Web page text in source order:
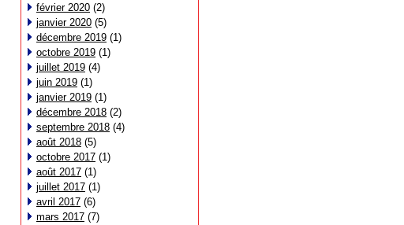
février 2020 (2)
janvier 2020 (5)
décembre 2019 (1)
octobre 2019 (1)
juillet 2019 (4)
juin 2019 (1)
janvier 2019 (1)
décembre 2018 (2)
septembre 2018 (4)
août 2018 (5)
octobre 2017 (1)
août 2017 (1)
juillet 2017 (1)
avril 2017 (6)
mars 2017 (7)